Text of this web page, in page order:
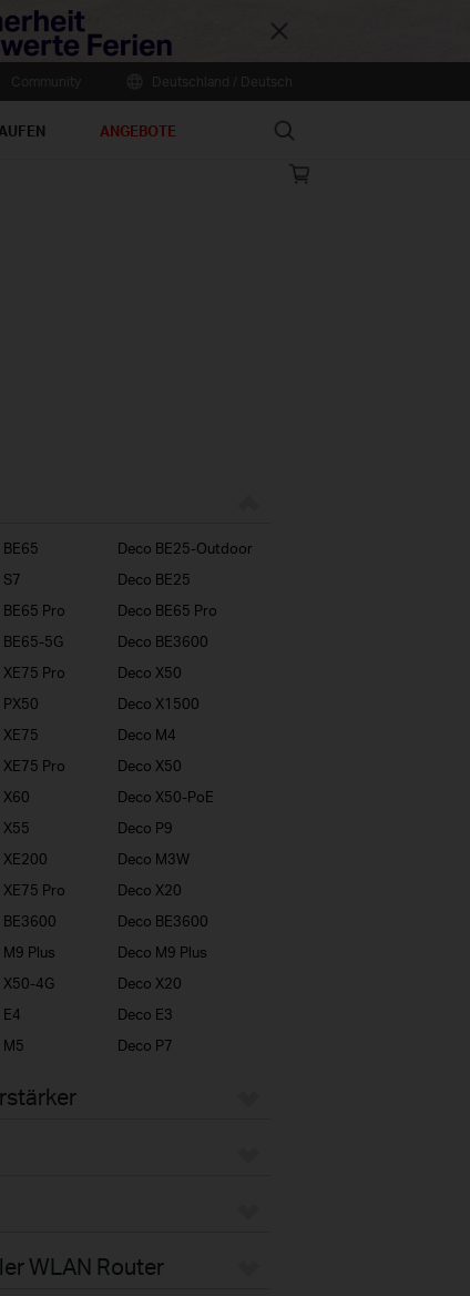
Close
ANGEBOTE Search
Online
BE65
Deco BE25-Outdoor
S7
Deco BE25
BE65 Pro
Deco BE65 Pro
BE65-5G
Deco BE3600
XE75 Pro
Deco X50
PX50
Deco X1500
XE75
Deco M4
XE75 Pro
Deco X50
X60
Deco X50-PoE
X55
Deco P9
XE200
Deco M3W
XE75 Pro
Deco X20
BE3600
Deco BE3600
M9 Plus
Deco M9 Plus
X50-4G
Deco X20
E4
Deco E3
M5 Deco P7
WLAN Router